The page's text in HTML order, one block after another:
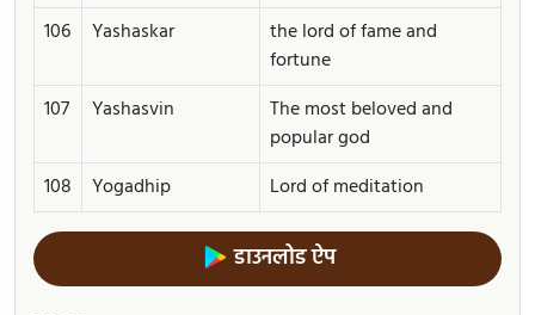
106
Yashaskar
the lord of fame and
fortune
107
Yashasvin
The most beloved and
popular god
108
Yogadhip Lord of meditation
डाउनलोड ऐप